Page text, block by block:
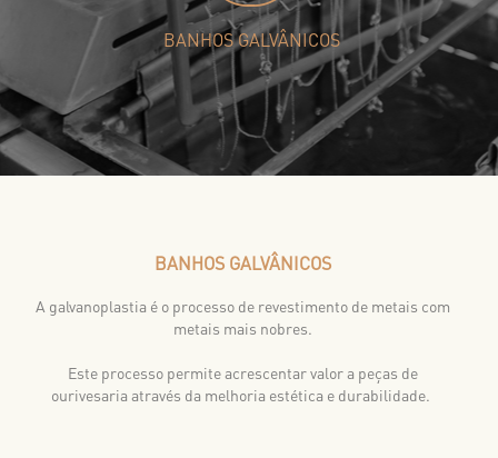
BANHOS GALVÂNICOS
BANHOS GALVÂNICOS
A galvanoplastia é o processo de revestimento de metais com
metais mais nobres.
Este processo permite acrescentar valor a peças de
ourivesaria através da melhoria estética e durabilidade.